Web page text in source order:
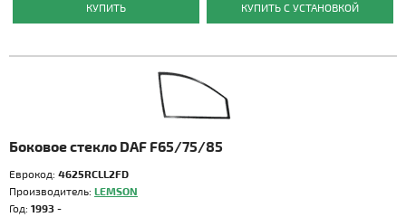
КУПИТЬ КУПИТЬ С УСТАНОВКОЙ
Боковое стекло DAF F65/75/85
Еврокод: 4625RCLL2FD
Производитель: LEMSON
Год: 1993 -